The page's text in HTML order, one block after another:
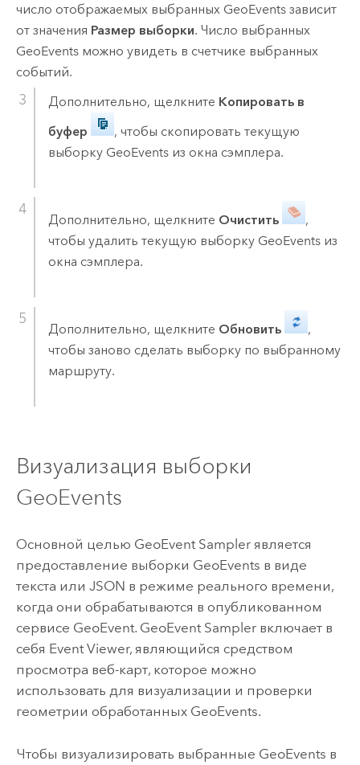
число отображаемых выбранных GeoEvents зависит
от значения Размер выборки. Число выбранных
GeoEvents можно увидеть в счетчике выбранных
событий.
Дополнительно, щелкните Копировать в
буфер
, чтобы скопировать текущую
выборку GeoEvents из окна сэмплера.
Дополнительно, щелкните Очистить
,
чтобы удалить текущую выборку GeoEvents из
окна сэмплера.
Дополнительно, щелкните Обновить
,
чтобы заново сделать выборку по выбранному
маршруту.
Визуализация выборки
GeoEvents
Основной целью GeoEvent Sampler является
предоставление выборки GeoEvents в виде
текста или JSON в режиме реального времени,
когда они обрабатываются в опубликованном
сервисе GeoEvent. GeoEvent Sampler включает в
себя Event Viewer, являющийся средством
просмотра веб-карт, которое можно
использовать для визуализации и проверки
геометрии обработанных GeoEvents.
Чтобы визуализировать выбранные GeoEvents в